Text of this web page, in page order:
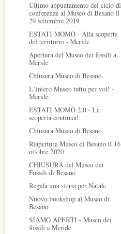
Ultimo appuntamento del ciclo di
conferenze al Museo di Besano il
29 settembre 2019
ESTATI MOMÒ - Alla scoperta
del territorio - Meride
Apertura del Museo dei fossili a
Meride
Chiusura Museo di Besano
L‘intero Museo tutto per voi! -
Meride
ESTATI MOMÒ 2.0 - La
scoperta continua!
Chiusura Museo di Besano
Riapertura Museo di Besano il 16
ottobre 2020
CHIUSURA del Museo dei
Fossili di Besano
Regala una storia per Natale
Nuovo bookshop al Museo di
Besano
SIAMO APERTI - Museo dei
fossili a Meride